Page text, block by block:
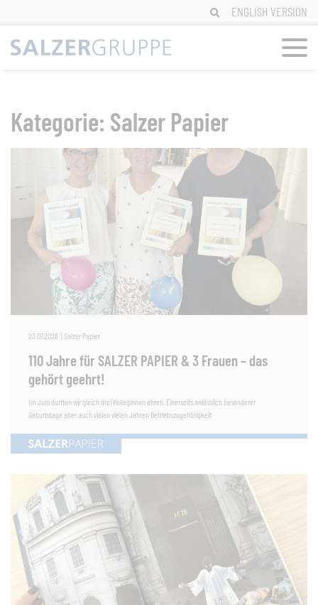
springen
ENGLISH VERSION
Kategorie: Salzer Papier
23.07.2026 | Salzer Papier
110 Jahre für SALZER PAPIER & 3 Frauen – das
gehört geehrt!
Im Juni durften wir gleich drei Kolleginnen ehren. Einerseits anlässlich besonderer
Geburtstage aber auch vielen vielen Jahren Betriebszugehörigkeit